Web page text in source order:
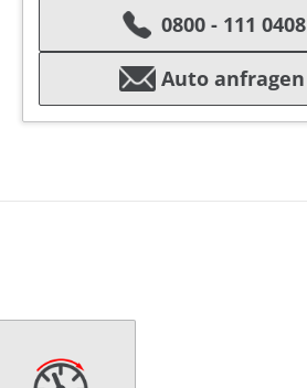
0800 - 111 0408
Auto anfragen